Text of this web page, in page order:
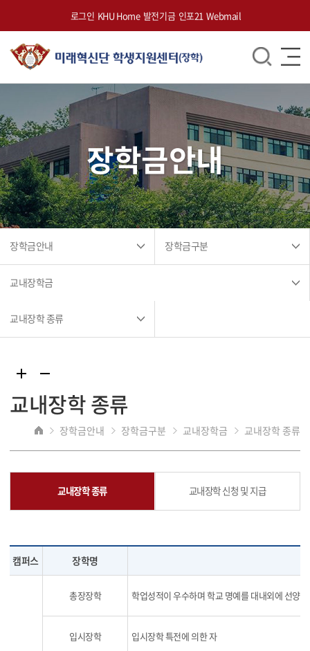
로그인 KHU Home 발전기금 인포21 Webmail
장학금안내
장학금안내 장학금구분
교내장학금
교내장학 종류
교내장학 종류
장학금안내 장학금구분 교내장학금 교내장학 종류
교내장학 종류 교내장학 신청 및 지급
캠퍼스 장학명
총장장학 학업성적이 우수하며 학교 명예를 대내외에 선양
입시장학 입시장학 특전에 의한 자